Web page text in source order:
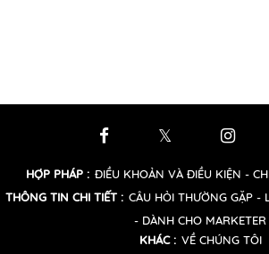
HỢP PHÁP : ĐIỀU KHOẢN VÀ ĐIỀU KIỆN -
THÔNG TIN CHI TIẾT : CÂU HỎI THƯỜNG GẶP -
- DÀNH CHO MARKETER
KHÁC : VỀ CHÚNG TÔI